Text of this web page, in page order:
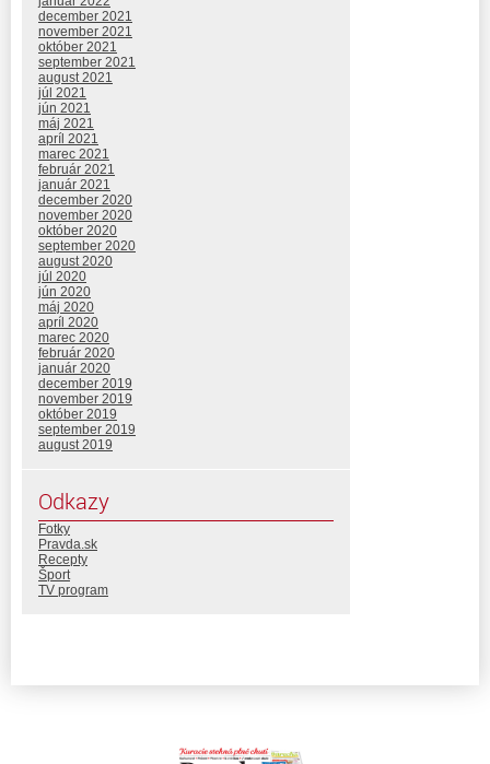
december 2021
november 2021
október 2021
september 2021
august 2021
júl 2021
jún 2021
máj 2021
apríl 2021
marec 2021
február 2021
január 2021
december 2020
november 2020
október 2020
september 2020
august 2020
júl 2020
jún 2020
máj 2020
apríl 2020
marec 2020
február 2020
január 2020
december 2019
november 2019
október 2019
september 2019
august 2019
Odkazy
Fotky
Pravda.sk
Recepty
Šport
TV program